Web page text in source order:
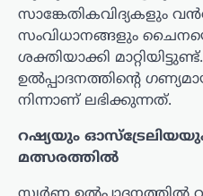
സാങ്കേതികവിദ്യകളും
സംവിധാനങ്ങളും
ശക്തിയാക്കി
ഉൽപ്പാദനത്തിന്റെ
നിന്നാണ് ലഭിക്കുന്നത്.
റഷ്യയും
മത്സരത്തിൽ